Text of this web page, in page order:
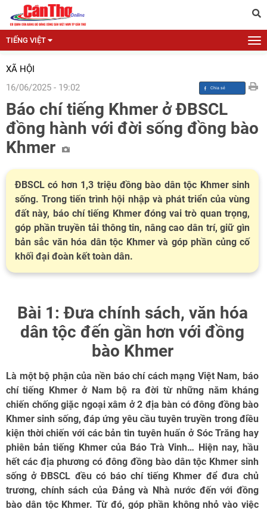
TIẾNG VIỆT
XÃ HỘI
16/06/2025 - 19:02
Báo chí tiếng Khmer ở ĐBSCL
đồng hành với đời sống đồng bào
Khmer
ĐBSCL có hơn 1,3 triệu đồng bào dân tộc Khmer sinh
sống. Trong tiến trình hội nhập và phát triển của vùng
đất này, báo chí tiếng Khmer đóng vai trò quan trọng,
góp phần truyền tải thông tin, nâng cao dân trí, giữ gìn
bản sắc văn hóa dân tộc Khmer và góp phần củng cố
khối đại đoàn kết toàn dân.
Bài 1: Đưa chính sách, văn hóa
dân tộc đến gần hơn với đồng
bào Khmer
Là một bộ phận của nền báo chí cách mạng Việt Nam, báo
chí tiếng Khmer ở Nam bộ ra đời từ những năm kháng
chiến chống giặc ngoại xâm ở 2 địa bàn có đông đồng bào
Khmer sinh sống, đáp ứng yêu cầu tuyên truyền trong điều
kiện thời chiến với các bản tin tuyên huấn ở Sóc Trăng hay
phiên bản tiếng Khmer của Báo Trà Vinh… Hiện nay, hầu
hết các địa phương có đông đồng bào dân tộc Khmer sinh
sống ở ĐBSCL đều có báo chí tiếng Khmer để đưa chủ
trương, chính sách của Đảng và Nhà nước đến với đồng
bào dân tộc Khmer. Từ đó, góp phần không nhỏ vào việc